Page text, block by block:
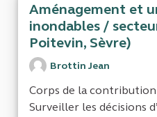
Aménagement et
inondables /
Poitevin, Sèvre)
Brottin Jean
Corps de la contribution
Surveiller les décisions